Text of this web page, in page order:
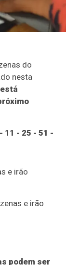
do
nesta
11 - 25 - 51 -
e irão
e irão
podem ser